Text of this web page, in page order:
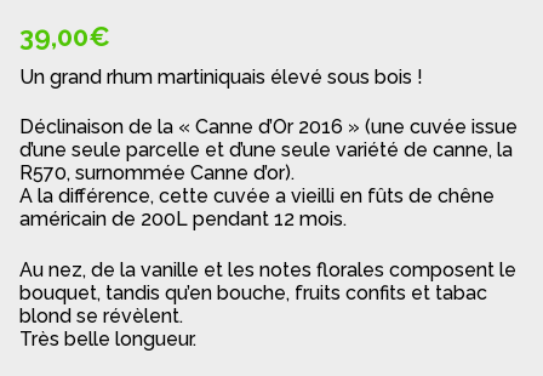
39,00€
Un grand rhum martiniquais élevé sous bois !
Déclinaison de la « Canne d’Or 2016 » (une cuvée issue
d’une seule parcelle et d’une seule variété de canne, la
R570, surnommée Canne d’or).
A la différence, cette cuvée a vieilli en fûts de chêne
américain de 200L pendant 12 mois.
Au nez, de la vanille et les notes florales composent le
bouquet, tandis qu’en bouche, fruits confits et tabac
blond se révèlent.
Très belle longueur.